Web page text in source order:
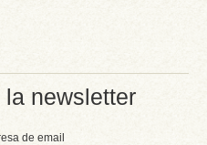
newsletter
de email